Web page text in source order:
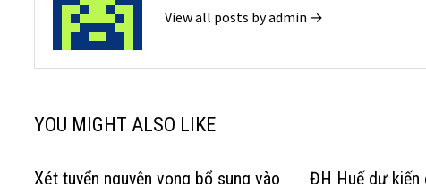
View all posts by admin →
YOU MIGHT ALSO LIKE
Xét tuyển nguyện vọng bổ sung vào ĐH Huế dự kiến